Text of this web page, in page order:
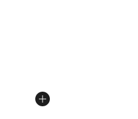
est passé de $55.00 à